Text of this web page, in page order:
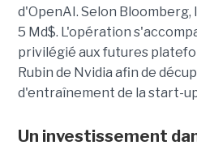
d'OpenAI. Selon
5 Md$. L'opération
privilégié aux futures
Rubin de Nvidia afin de
d'entraînement de la start-
Un investissement